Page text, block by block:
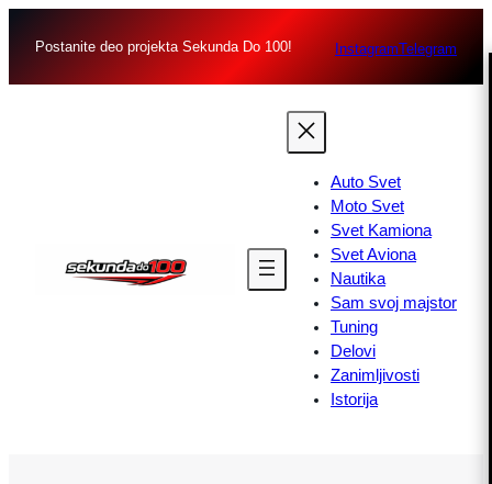
Postanite deo projekta Sekunda Do 100! InstagramTelegram
Auto Svet
Moto Svet
Svet Kamiona
Svet Aviona
Nautika
Sam svoj majstor
Tuning
Delovi
Zanimljivosti
Istorija